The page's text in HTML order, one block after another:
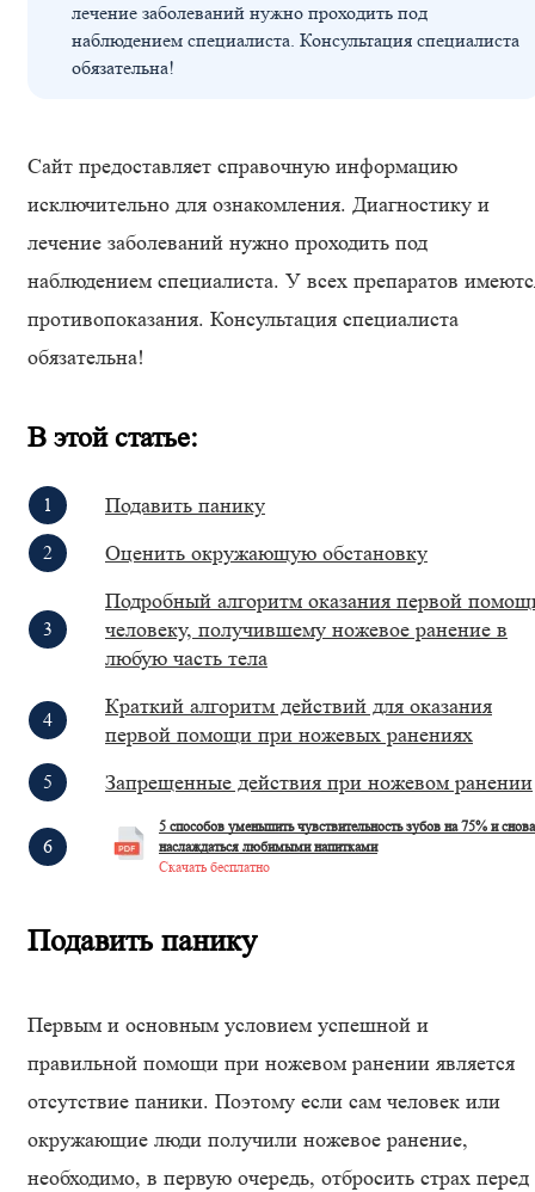
лечение заболеваний нужно проходить под
наблюдением специалиста. Консультация специалиста
обязательна!
Сайт предоставляет справочную информацию
исключительно для ознакомления. Диагностику и
лечение заболеваний нужно проходить под
наблюдением специалиста. У всех препаратов
противопоказания. Консультация специалиста
обязательна!
В этой статье:
Подавить панику
Оценить окружающую обстановку
Подробный алгоритм оказания первой
человеку, получившему ножевое ранение в
любую часть тела
Краткий алгоритм действий для оказания
первой помощи при ножевых ранениях
Запрещенные действия при ножевом ранении
5 способов уменьшить чувствительность зубов на 75% и снова
наслаждаться любимыми напитками
Скачать бесплатно
Подавить панику
Первым и основным условием успешной и
правильной помощи при ножевом ранении является
отсутствие паники. Поэтому если сам человек или
окружающие люди получили ножевое ранение,
необходимо, в первую очередь, отбросить страх перед